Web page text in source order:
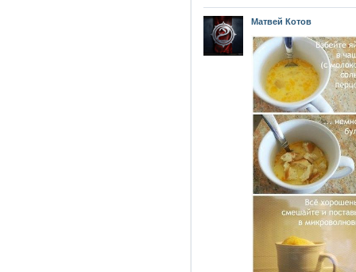
Матвей Котов